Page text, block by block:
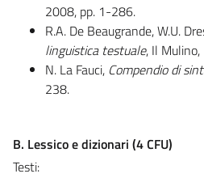
2008, pp. 1-286.
R.A. De Beaugrande, W.U.
linguistica testuale, Il
N. La Fauci, Compendio di
238.
B. Lessico e dizionari (4 CFU)
Testi: